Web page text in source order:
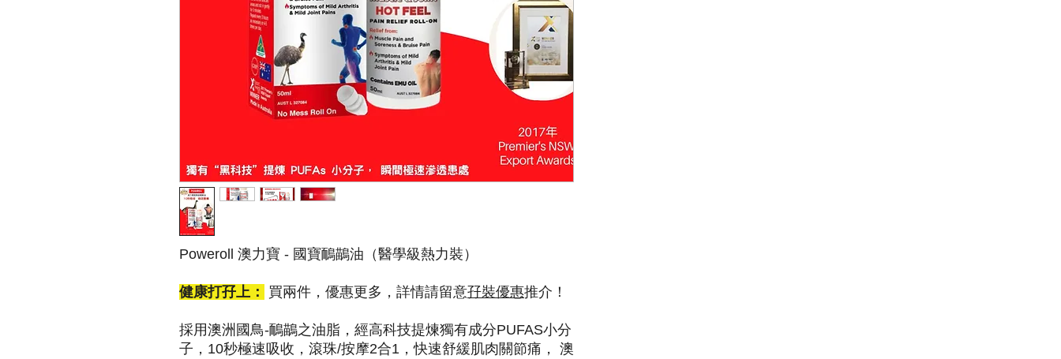
Poweroll 澳力寶 - 國寶鴯鶓油（醫學級熱力裝）
健康打孖上： 買兩件，優惠更多，詳情請留意孖裝優惠推介！
採用澳洲國鳥-鴯鶓之油脂，經高科技提煉獨有成分PUFAS小分
子，10秒極速吸收，滾珠/按摩2合1，快速舒緩肌肉關節痛， 澳